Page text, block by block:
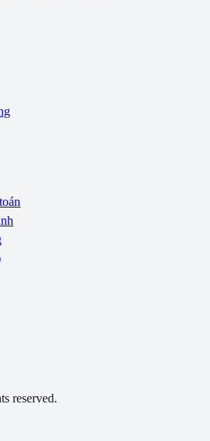
reserved.